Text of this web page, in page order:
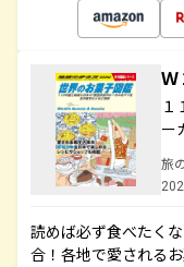
１
ー
旅
読めば必ず食べたく
合！各地で愛される